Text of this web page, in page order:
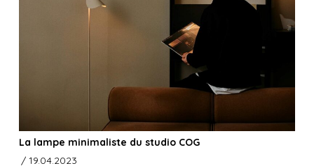
La lampe minimaliste du studio COG
/ 19.04.2023